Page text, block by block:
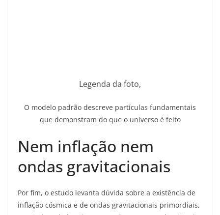
Legenda da foto,
O modelo padrão descreve partículas fundamentais
que demonstram do que o universo é feito
Nem inflação nem
ondas gravitacionais
Por fim, o estudo levanta dúvida sobre a existência de
inflação cósmica e de ondas gravitacionais primordiais,